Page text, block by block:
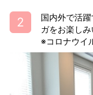
国内外で活
ガをお楽しみ
※コロナウイ